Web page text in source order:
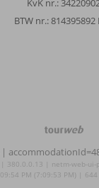
BTW nr.: 814395892
TourWeb
©
NetMatch
|
380.0.0.13 | netm-web-ui-
PM (7:09:53 PM) |